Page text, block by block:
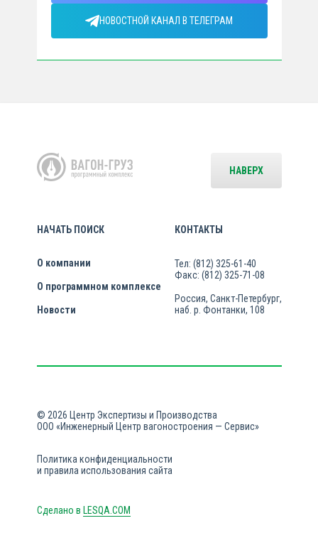
НОВОСТНОЙ КАНАЛ В ТЕЛЕГРАМ
НАЧАТЬ ПОИСК
О компании
О программном комплексе
Новости
КОНТАКТЫ
Тел: (812) 325-61-40
Факс: (812) 325-71-08
Россия, Санкт-Петербург,
наб. р. Фонтанки, 108
НАВЕРХ
© 2026 Центр Экспертизы и Производства
ООО «Инженерный Центр вагоностроения — Сервис»
Политика конфиденциальности
и правила использования сайта
Сделано в LESQA.COM